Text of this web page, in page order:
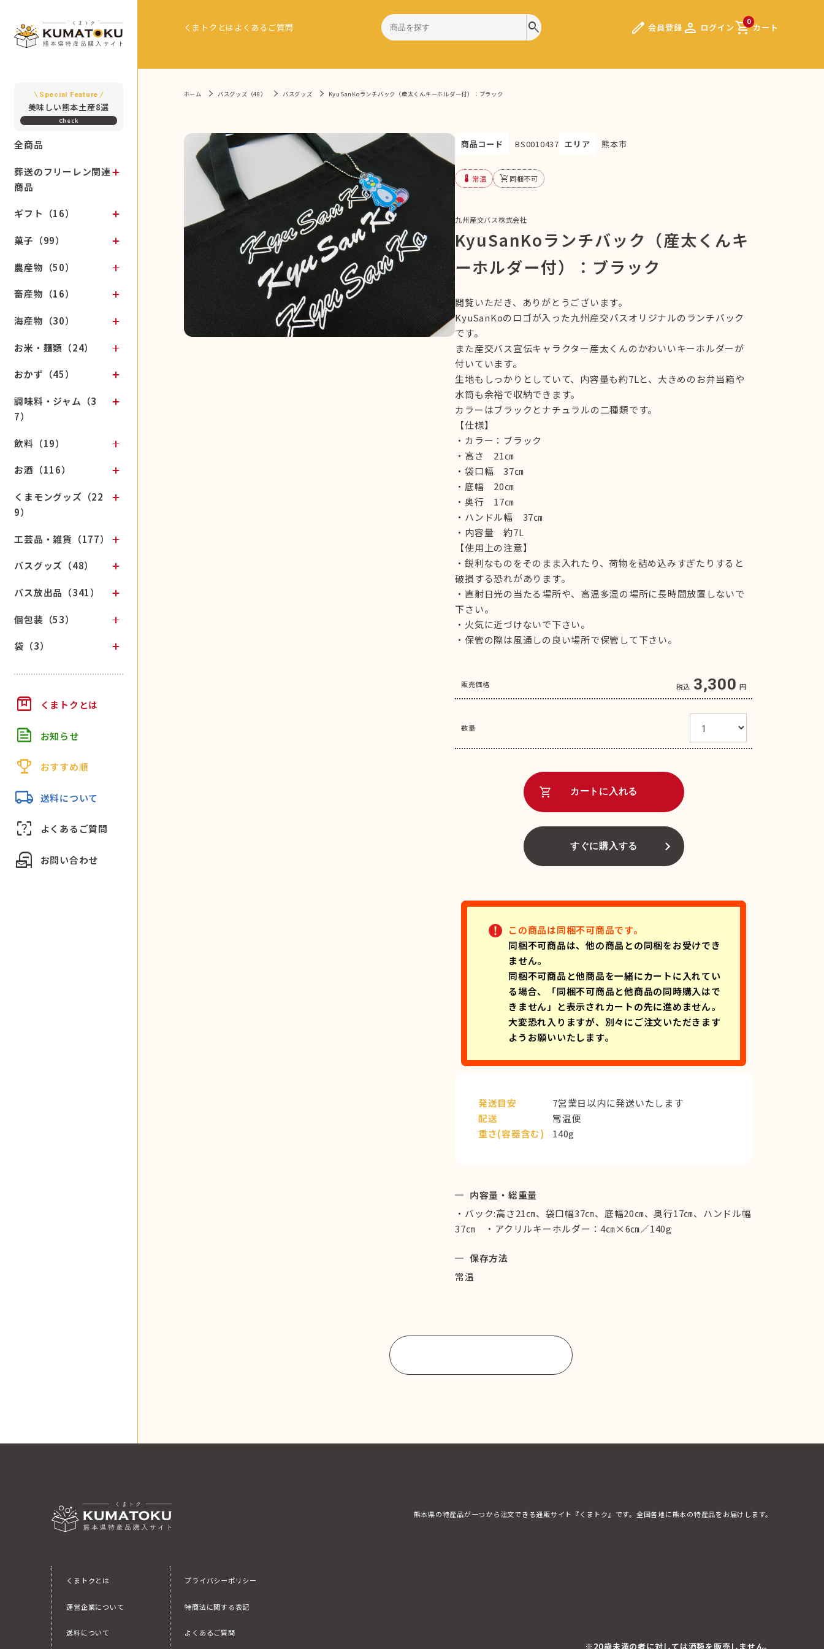
Special Feature
美味しい熊本土産8選
全商品
葬送のフリーレン関連
商品
ギフト（16）
菓子（99）
農産物（50）
畜産物（16）
海産物（30）
お米・麺類（24）
おかず（45）
調味料・ジャム（3
7）
飲料（19）
お酒（116）
くまモングッズ（22
9）
工芸品・雑貨（177）
バスグッズ（48）
バス放出品（341）
個包装（53）
袋（3）
box くまトクとは
feed お知らせ
trophy おすすめ順
local_shipping 送料について
indeterminate_question_box よくあるご質問
local_post_office お問い合わせ
くまトクとは よくあるご質問 search edit 会員登録 person ログイン 0
shopping_cartカート
ホーム バスグッズ（48） バスグッズ KyuSanKoランチバック（産太くんキーホルダー付）：ブラック
商品コード BS0010437 エリア 熊本市
device_thermostat 常温 remove_shopping_cart同梱不可
九州産交バス株式会社
KyuSanKoランチバック（産太くんキ
ーホルダー付）：ブラック
閲覧いただき、ありがとうございます。
KyuSanKoのロゴが入った九州産交バスオリジナルのランチバック
です。
また産交バス宣伝キャラクター産太くんのかわいいキーホルダーが
付いています。
生地もしっかりとしていて、内容量も約7Lと、大きめのお弁当箱や
水筒も余裕で収納できます。
カラーはブラックとナチュラルの二種類です。
【仕様】
・カラー：ブラック
・高さ 21㎝
・袋口幅 37㎝
・底幅 20㎝
・奥行 17㎝
・ハンドル幅 37㎝
・内容量 約7L
【使用上の注意】
・鋭利なものをそのまま入れたり、荷物を詰め込みすぎたりすると
破損する恐れがあります。
・直射日光の当たる場所や、高温多湿の場所に長時間放置しないで
下さい。
・火気に近づけないで下さい。
・保管の際は風通しの良い場所で保管して下さい。
販売価格 税込 3,300 円
数量
shopping_cart カートに入れる
すぐに購入する
この商品は同梱不可商品です。
同梱不可商品は、他の商品との同梱をお受けでき
ません。
同梱不可商品と他商品を一緒にカートに入れてい
る場合、「同梱不可商品と他商品の同時購入はで
きません」と表示されカートの先に進めません。
大変恐れ入りますが、別々にご注文いただきます
ようお願いいたします。
発送目安
7営業日以内に発送いたします
配送
常温便
重さ(容器含む)
140g
内容量・総重量
・バック:高さ21㎝、袋口幅37㎝、底幅20㎝、奥行17㎝、ハンドル幅
37㎝ ・アクリルキーホルダー：4㎝×6㎝／140g
保存方法
常温
熊本県の特産品が一つから注文できる通販サイト『くまトク』です。全国各地に熊本の特産品をお届けします。
くまトクとは
運営企業について
送料について
プライバシーポリシー
特商法に関する表記
よくあるご質問
※20歳未満の者に対しては酒類を販売しません。